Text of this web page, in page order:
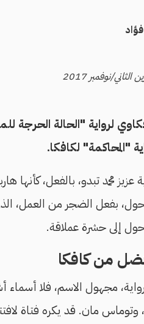
لرواية "الحالة الحرجة
"المحاكمة" لكافكا.
محمد تبدو، بالفعل،
بفعل الضجر من العمل،
إلى حشرة عملاقة.
من كافكا
مجهول الاسم، فلا
مان. قد يكره فتاة